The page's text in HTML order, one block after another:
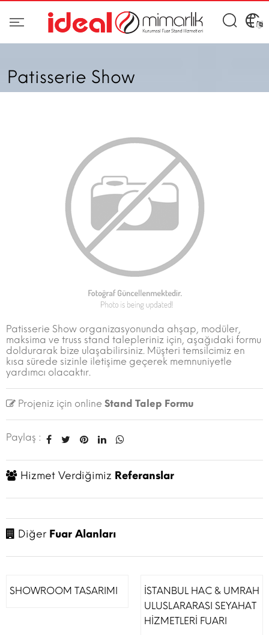
Patisserie Show
Patisserie Show organizasyonunda ahşap, modüler,
maksima ve truss stand talepleriniz için, aşağıdaki formu
doldurarak bize ulaşabilirsiniz. Müşteri temsilcimiz en
kısa sürede sizinle iletişime geçerek memnuniyetle
yardımcı olacaktır.
Projeniz için online Stand Talep Formu
Paylaş :
Hizmet Verdiğimiz Referanslar
Diğer Fuar Alanları
SHOWROOM TASARIMI
İSTANBUL HAC & UMRAH
ULUSLARARASI SEYAHAT
HİZMETLERİ FUARI